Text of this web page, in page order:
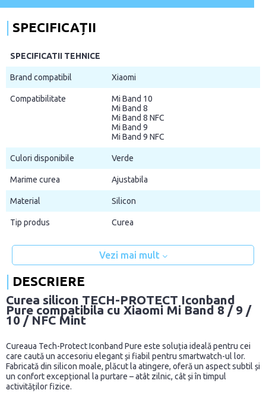
SPECIFICAȚII
SPECIFICATII TEHNICE
Brand compatibil Xiaomi
Compatibilitate
Mi Band 10
Mi Band 8
Mi Band 8 NFC
Mi Band 9
Mi Band 9 NFC
Culori disponibile Verde
Marime curea Ajustabila
Material Silicon
Tip produs Curea
Vezi mai mult
DESCRIERE
Curea silicon TECH-PROTECT Iconband
Pure compatibila cu Xiaomi Mi Band 8 / 9 /
10 / NFC Mint
Cureaua Tech-Protect Iconband Pure este soluția ideală pentru cei
care caută un accesoriu elegant și fiabil pentru smartwatch-ul lor.
Fabricată din silicon moale, plăcut la atingere, oferă un aspect subtil și
un confort excepțional la purtare – atât zilnic, cât și în timpul
activităților fizice.